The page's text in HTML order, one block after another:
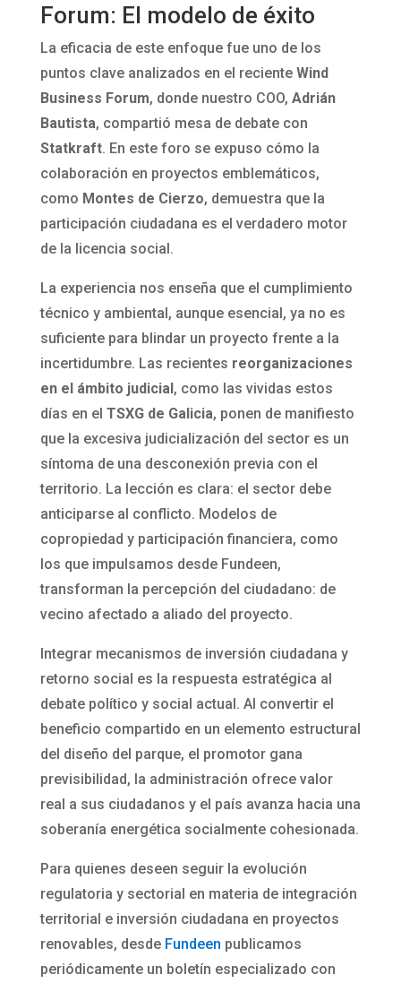
Forum: El modelo de éxito
La eficacia de este enfoque fue uno de los
puntos clave analizados en el reciente Wind
Business Forum, donde nuestro COO, Adrián
Bautista, compartió mesa de debate con
Statkraft. En este foro se expuso cómo la
colaboración en proyectos emblemáticos,
como Montes de Cierzo, demuestra que la
participación ciudadana es el verdadero motor
de la licencia social.
La experiencia nos enseña que el cumplimiento
técnico y ambiental, aunque esencial, ya no es
suficiente para blindar un proyecto frente a la
incertidumbre. Las recientes reorganizaciones
en el ámbito judicial , como las vividas estos
días en el TSXG de Galicia, ponen de manifiesto
que la excesiva judicialización del sector es un
síntoma de una desconexión previa con el
territorio. La lección es clara: el sector debe
anticiparse al conflicto. Modelos de
copropiedad y participación financiera, como
los que impulsamos desde Fundeen,
transforman la percepción del ciudadano: de
vecino afectado a aliado del proyecto.
Integrar mecanismos de inversión ciudadana y
retorno social es la respuesta estratégica al
debate político y social actual. Al convertir el
beneficio compartido en un elemento estructural
del diseño del parque, el promotor gana
previsibilidad, la administración ofrece valor
real a sus ciudadanos y el país avanza hacia una
soberanía energética socialmente cohesionada.
Para quienes deseen seguir la evolución
regulatoria y sectorial en materia de integración
territorial e inversión ciudadana en proyectos
renovables, desde Fundeen publicamos
periódicamente un boletín especializado con